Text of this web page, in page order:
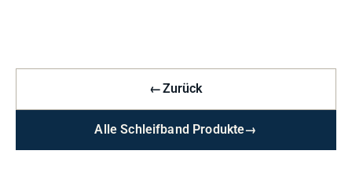
←Zurück
Alle Schleifband Produkte→